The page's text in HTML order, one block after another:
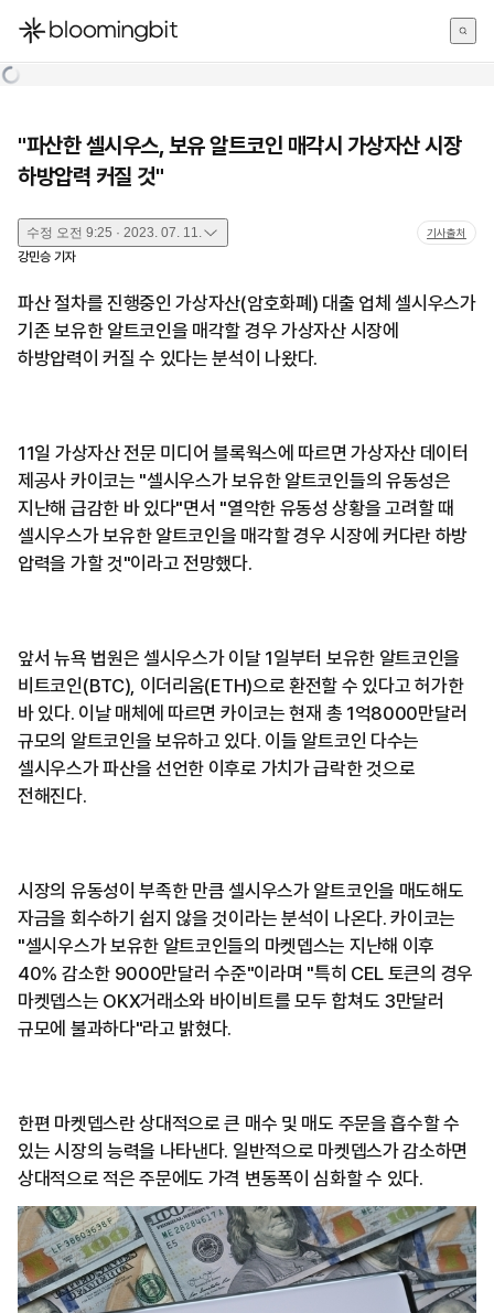
한국어
"파산한 셀시우스, 보유 알트코인 매각시 가상자산 시장
하방압력 커질 것"
수정 오전 9:25 · 2023. 07. 11. 기사출처
강민승 기자
파산 절차를 진행중인 가상자산(암호화폐) 대출 업체 셀시우스가
기존 보유한 알트코인을 매각할 경우 가상자산 시장에
하방압력이 커질 수 있다는 분석이 나왔다.
11일 가상자산 전문 미디어 블록웍스에 따르면 가상자산 데이터
제공사 카이코는 "셀시우스가 보유한 알트코인들의 유동성은
지난해 급감한 바 있다"면서 "열악한 유동성 상황을 고려할 때
셀시우스가 보유한 알트코인을 매각할 경우 시장에 커다란 하방
압력을 가할 것"이라고 전망했다.
앞서 뉴욕 법원은 셀시우스가 이달 1일부터 보유한 알트코인을
비트코인(BTC), 이더리움(ETH)으로 환전할 수 있다고 허가한
바 있다. 이날 매체에 따르면 카이코는 현재 총 1억8000만달러
규모의 알트코인을 보유하고 있다. 이들 알트코인 다수는
셀시우스가 파산을 선언한 이후로 가치가 급락한 것으로
전해진다.
시장의 유동성이 부족한 만큼 셀시우스가 알트코인을 매도해도
자금을 회수하기 쉽지 않을 것이라는 분석이 나온다.카이코는
"셀시우스가 보유한 알트코인들의 마켓뎁스는 지난해 이후
40% 감소한 9000만달러 수준"이라며 "특히 CEL 토큰의 경우
마켓뎁스는 OKX거래소와 바이비트를 모두 합쳐도 3만달러
규모에 불과하다"라고 밝혔다.
한편 마켓뎁스란 상대적으로 큰 매수 및 매도 주문을 흡수할 수
있는 시장의 능력을 나타낸다. 일반적으로 마켓뎁스가 감소하면
상대적으로 적은 주문에도 가격 변동폭이 심화할 수 있다.